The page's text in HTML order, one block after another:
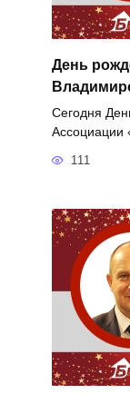
День
Сегодня
Ассоциации
111